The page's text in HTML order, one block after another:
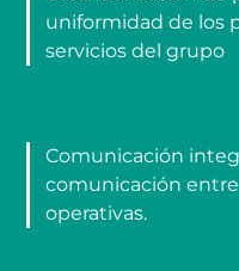
uniformidad de los
servicios del grupo
Comunicación
comunicación
operativas.